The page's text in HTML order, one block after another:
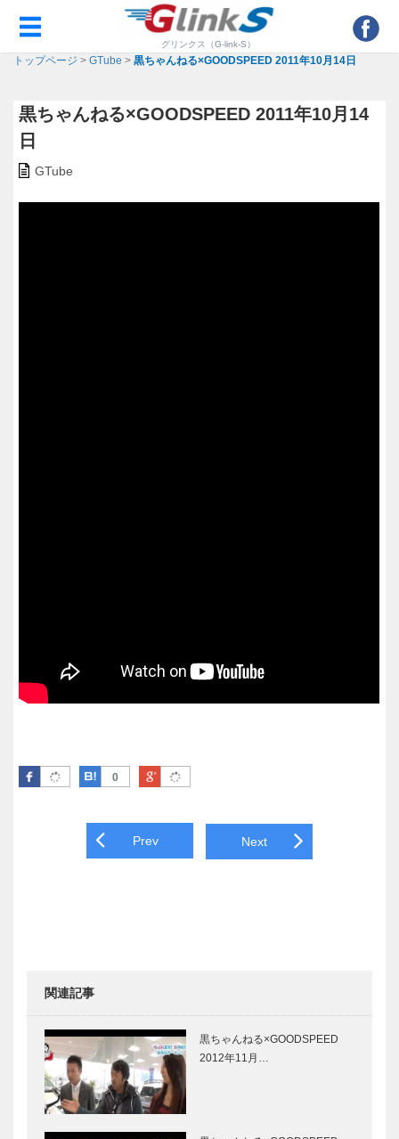
グリンクス（G-link-S）
トップページ > GTube > 黒ちゃんねる×GOODSPEED 2011年10月14日
黒ちゃんねる×GOODSPEED 2011年10月14
日
GTube
Facebook 0
はてなブックマーク
Google Plus
Post navigation
Prev Next
関連記事
黒ちゃんねる×GOODSPEED
2012年11月…